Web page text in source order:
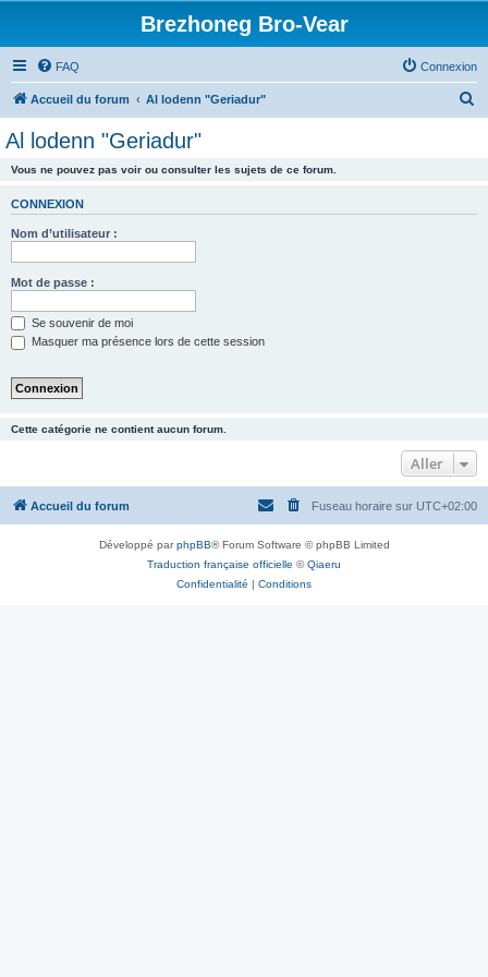
Brezhoneg Bro-Vear
FAQ Connexion
Accueil du forum Al lodenn "Geriadur"
Al lodenn "Geriadur"
Vous ne pouvez pas voir ou consulter les sujets de ce forum.
CONNEXION
Nom d’utilisateur :
Mot de passe :
Se souvenir de moi
Masquer ma présence lors de cette session
Cette catégorie ne contient aucun forum.
Aller
Accueil du forum Fuseau horaire sur UTC+02:00
Développé parphpBB® Forum Software © phpBB Limited
Traduction française officielle ©Qiaeru
Confidentialité | Conditions